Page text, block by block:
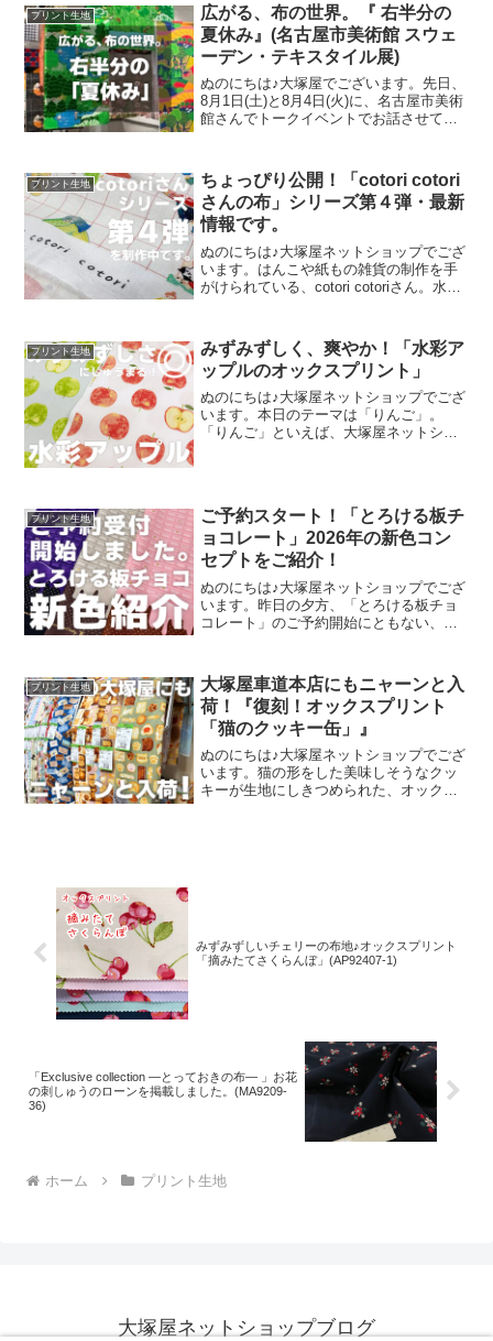
プリント生地
広がる、布の世界。『 右半分の
夏休み』(名古屋市美術館 スウェ
ーデン・テキスタイル展)
ぬのにちは♪大塚屋でございます。先日、
8月1日(土)と8月4日(火)に、名古屋市美術
館さんでトークイベントでお話させてい
客さまにご来場いただきましたことを御
礼申し上
プリント生地
ちょっぴり公開！「cotori cotori
さんの布」シリーズ第４弾・最新
情報です。
ぬのにちは♪大塚屋ネットショップでござ
います。はんこや紙もの雑貨の制作を手
がけられている、cotori cotoriさん。水彩
開されています。cotori cotori
プリント生地
みずみずしく、爽やか！「水彩ア
ップルのオックスプリント」
ぬのにちは♪大塚屋ネットショップでござ
います。本日のテーマは「りんご」。
「りんご」といえば、大塚屋ネットショ
のオックスプリント」です
プリント生地
ご予約スタート！「とろける板チ
ョコレート」2026年の新色コン
セプトをご紹介！
ぬのにちは♪大塚屋ネットショップでござ
います。昨日の夕方、「とろける板チョ
コレート」のご予約開始にともない、イ
ます。およそ30分程度です。この投稿を
Instagramで見
プリント生地
大塚屋車道本店にもニャーンと入
荷！『復刻！オックスプリント
「猫のクッキー缶」』
ぬのにちは♪大塚屋ネットショップでござ
います。猫の形をした美味しそうなクッ
キーが生地にしきつめられた、オックス
みずみずしいチェリーの布地♪オックスプリント
「摘みたてさくらんぼ」(AP92407-1)
「Exclusive collection ―とっておきの布― 」お花
の刺しゅうのローンを掲載しました。(MA9209-
36)
ホーム プリント生地
大塚屋ネットショップブログ